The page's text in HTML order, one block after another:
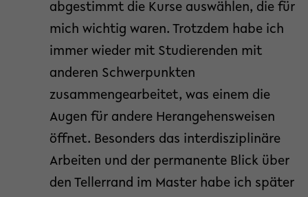
abgestimmt die Kurse auswählen, die für
mich wichtig waren. Trotzdem habe ich
immer wieder mit Studierenden mit
anderen Schwerpunkten
zusammengearbeitet, was einem die
Augen für andere Herangehensweisen
öffnet. Besonders das interdisziplinäre
Arbeiten und der permanente Blick über
den Tellerrand im Master habe ich später